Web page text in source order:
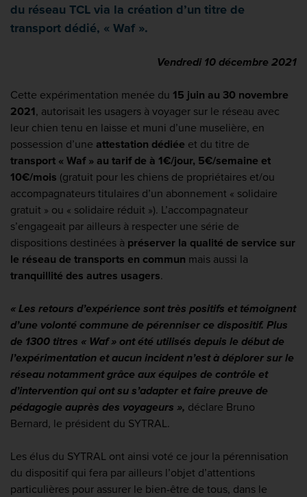
du réseau TCL via la création d’un titre de
transport dédié, « Waf ».
Vendredi 10 décembre 2021
Cette expérimentation menée du 15 juin au 30 novembre
2021, autorisait les usagers à voyager sur le réseau avec
leur chien tenu en laisse et muni d’une muselière, en
possession d’une attestation dédiée et du titre de
transport « Waf » au tarif de à 1€/jour, 5€/semaine et
10€/mois (gratuit pour les chiens de propriétaires et/ou
accompagnateurs titulaires d’un abonnement « solidaire
gratuit » ou « solidaire réduit »). L’accompagnateur
s’engageait par ailleurs à respecter une série de
dispositions destinées à préserver la qualité de service sur
le réseau de transports en commun mais aussi la
tranquillité des autres usagers.
« Les retours d’expérience sont très positifs et témoignent
d’une volonté commune de pérenniser ce dispositif. Plus
de 1300 titres « Waf » ont été utilisés depuis le début de
l’expérimentation et aucun incident n’est à déplorer sur le
réseau notamment grâce aux équipes de contrôle et
d’intervention qui ont su s’adapter et faire preuve de
pédagogie auprès des voyageurs », déclare Bruno
Bernard, le président du SYTRAL.
Les élus du SYTRAL ont ainsi voté ce jour la pérennisation
du dispositif qui fera par ailleurs l’objet d’attentions
particulières pour assurer le bien-être de tous, dans le